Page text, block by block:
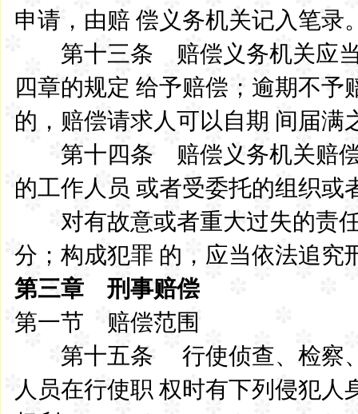
申请，由赔 偿义务机关记入笔录
第十三条 赔偿义务机关应当
四章的规定 给予赔偿；逾期不
的，赔偿请求人可以自期 间届
第十四条 赔偿义务机关赔偿
的工作人员 或者受委托的组织
对有故意或者重大过失的责任
分；构成犯罪 的，应当依法追
第三章 刑事赔偿
第一节 赔偿范围
第十五条 行使侦查、检察、
人员在行使职 权时有下列侵犯